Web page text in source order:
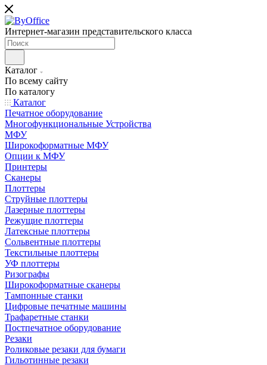
Интернет-магазин представительского класса
Каталог
По всему сайту
По каталогу
Каталог
Печатное оборудование
Многофункциональные Устройства
МФУ
Широкоформатные МФУ
Опции к МФУ
Принтеры
Сканеры
Плоттеры
Струйные плоттеры
Лазерные плоттеры
Режущие плоттеры
Латексные плоттеры
Сольвентные плоттеры
Текстильные плоттеры
УФ плоттеры
Ризографы
Широкоформатные сканеры
Тампонные станки
Цифровые печатные машины
Трафаретные станки
Постпечатное оборудование
Резаки
Роликовые резаки для бумаги
Гильотинные резаки